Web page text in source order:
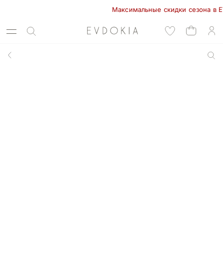
Максимальные скидки сезона в